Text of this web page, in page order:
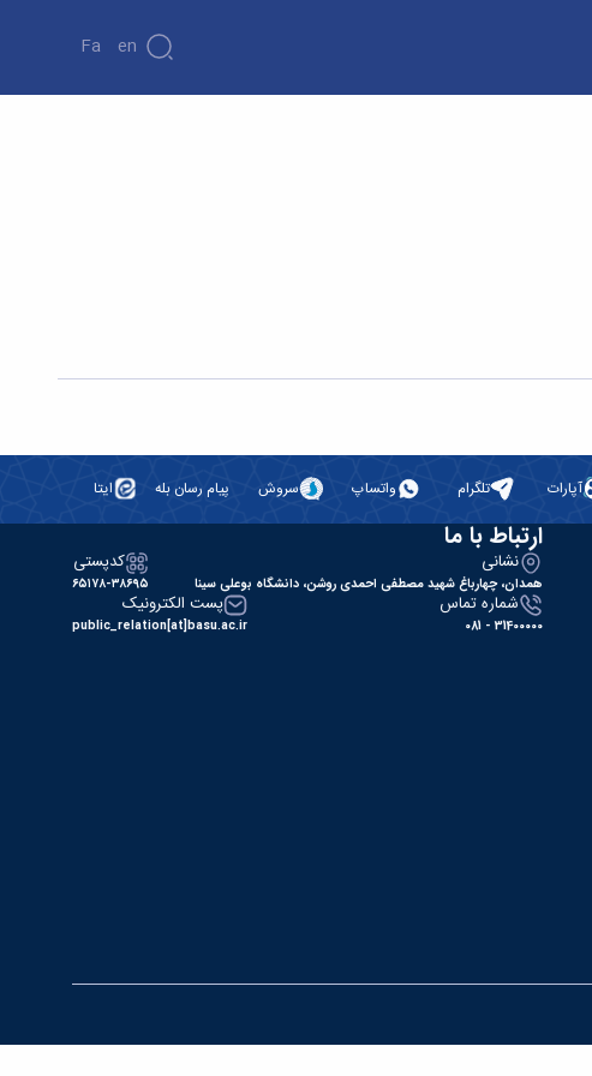
Fa En
آپارات تلگرام واتساپ سروش پیام رسان بله ایتا
ارتباط با ما
نشانی
همدان، چهارباغ شهید مصطفی احمدی روشن، دانشگاه بوعلی سینا
کدپستی
۶۵۱۷۸-۳۸۶۹۵
شماره تماس
31400000 - 081
پست الکترونیک
public_relation[at]basu.ac.ir